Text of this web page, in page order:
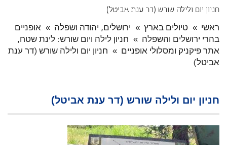
חניון יום ולילה שורש (דר ענת אביטל)
ראשי » טיולים בארץ » ירושלים, יהודה ושפלה » אופניים
בהרי ירושלים והשפלה » חניון לילה ויום שורש: לינת שטח,
אתר פיקניק ומסלולי אופניים » חניון יום ולילה שורש (דר ענת
אביטל)
חניון יום ולילה שורש (דר ענת אביטל)